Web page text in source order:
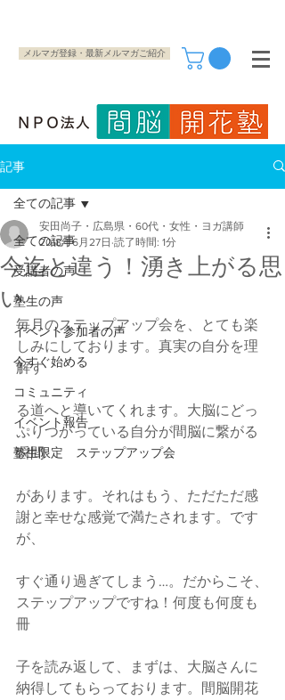
メルマガ登録・最新メルマガご紹介
記事
全ての記事
受講者の声
塾生の声
イベント参加者の声
今すぐ始める
コミュニティ
イベント報告
塾生限定 ステップアップ会
全ての記事
今迄と違う！湧き上がる思
い
安田尚子・広島県・60代・女性・ヨガ講師
2018年6月27日 読了時間: 1分
毎月のステップアップ会を、とても楽
しみにしております。真実の自分を理
解す
る道へと導いてくれます。大脳にどっ
ぷりつかっている自分が間脳に繋がる
瞬間
があります。それはもう、ただただ感
謝と幸せな感覚で満たされます。です
が、
すぐ通り過ぎてしまう…。だからこそ、
ステップアップですね！何度も何度も
冊
子を読み返して、まずは、大脳さんに
納得してもらっております。間脳開花